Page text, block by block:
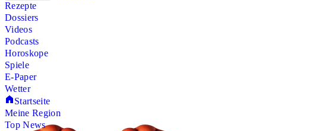
Rezepte
Dossiers
Videos
Podcasts
Horoskope
Spiele
E-Paper
Wetter
Startseite
Meine Region
Top News